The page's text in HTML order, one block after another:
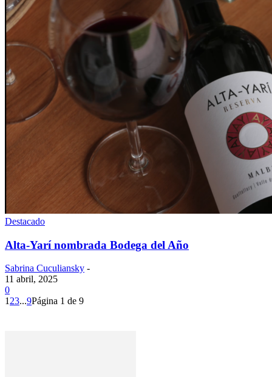
Destacado
Alta-Yarí nombrada Bodega del Año
Sabrina Cuculiansky -
11 abril, 2025
0
1 23...9Página 1 de 9